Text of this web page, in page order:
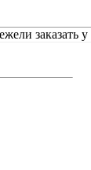
заказать